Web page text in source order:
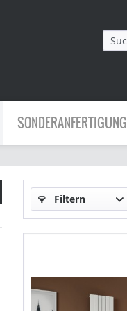
SONDERANFERTIGUNG
Filtern